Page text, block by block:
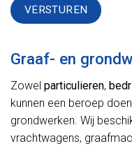
Graaf- en
Zowel particulieren,
kunnen een beroep
grondwerken. Wij
vrachtwagens,